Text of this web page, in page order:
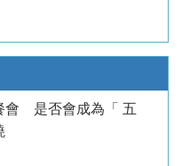
會 是否會成為「 五